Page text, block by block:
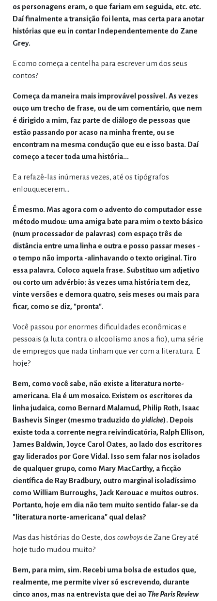
os personagens eram, o que fariam em seguida, etc. etc.
Daí finalmente a transição foi lenta, mas certa para anotar
histórias que eu in contar Independentemente do Zane
Grey.
E como começa a centelha para escrever um dos seus
contos?
Começa da maneira mais improvável possível. As vezes
ouço um trecho de frase, ou de um comentário, que nem
é dirigido a mim, faz parte de diálogo de pessoas que
estão passando por acaso na minha frente, ou se
encontram na mesma condução que eu e isso basta. Daí
começo a tecer toda uma história...
E a refazê-las inúmeras vezes, até os tipógrafos
enlouquecerem...
É mesmo. Mas agora com o advento do computador esse
método mudou: uma amiga bate para mim o texto básico
(num processador de palavras) com espaço três de
distância entre uma linha e outra e posso passar meses -
o tempo não importa -alinhavando o texto original. Tiro
essa palavra. Coloco aquela frase. Substituo um adjetivo
ou corto um advérbio: às vezes uma história tem dez,
vinte versões e demora quatro, seis meses ou mais para
ficar, como se diz, "pronta".
Você passou por enormes dificuldades econômicas e
pessoais (a luta contra o alcoolismo anos a fio), uma série
de empregos que nada tinham que ver com a literatura. E
hoje?
Bem, como você sabe, não existe a literatura norte-
americana. Ela é um mosaico. Existem os escritores da
linha judaica, como Bernard Malamud, Philip Roth, Isaac
Bashevis Singer (mesmo traduzido do yidiche). Depois
existe toda a corrente negra reivindicatória, Ralph Ellison,
James Baldwin, Joyce Carol Oates, ao lado dos escritores
gay liderados por Gore Vidal. Isso sem falar nos isolados
de qualquer grupo, como Mary MacCarthy, a ficção
científica de Ray Bradbury, outro marginal isoladíssimo
como William Burroughs, Jack Kerouac e muitos outros.
Portanto, hoje em dia não tem muito sentido falar-se da
"literatura norte-americana" qual delas?
Mas das histórias do Oeste, dos cowboysde Zane Grey até
hoje tudo mudou muito?
Bem, para mim, sim. Recebi uma bolsa de estudos que,
realmente, me permite viver só escrevendo, durante
cinco anos, mas na entrevista que dei ao The Paris Review